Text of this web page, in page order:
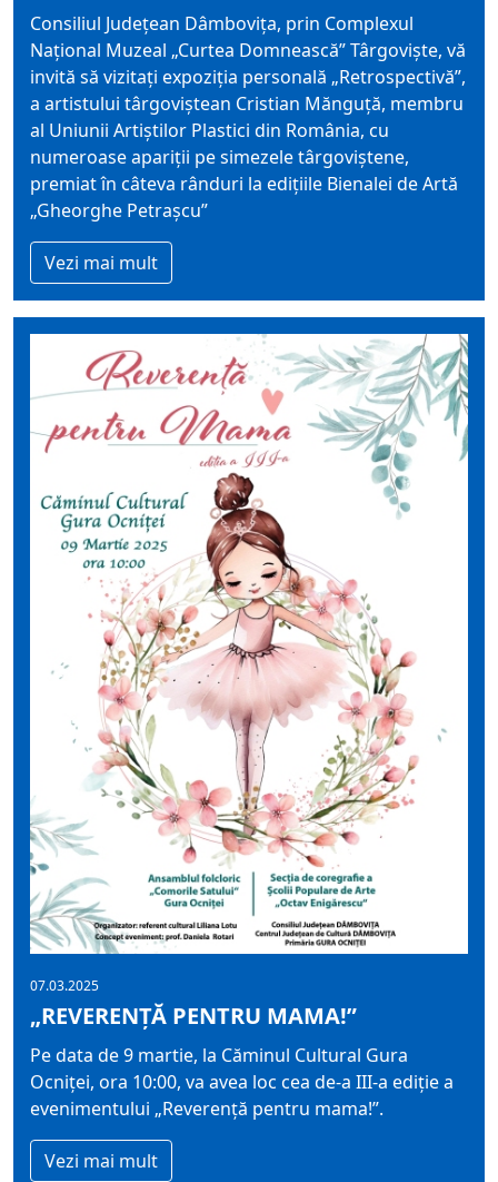
Consiliul Județean Dâmbovița, prin Complexul
Național Muzeal „Curtea Domnească” Târgoviște, vă
invită să vizitați expoziția personală „Retrospectivă”,
a artistului târgoviștean Cristian Mănguță, membru
al Uniunii Artiștilor Plastici din România, cu
numeroase apariții pe simezele târgoviștene,
premiat în câteva rânduri la edițiile Bienalei de Artă
„Gheorghe Petrașcu”
Vezi mai mult
07.03.2025
„REVERENȚĂ PENTRU MAMA!”
Pe data de 9 martie, la Căminul Cultural Gura
Ocniței, ora 10:00, va avea loc cea de-a III-a ediție a
evenimentului „Reverență pentru mama!”.
Vezi mai mult